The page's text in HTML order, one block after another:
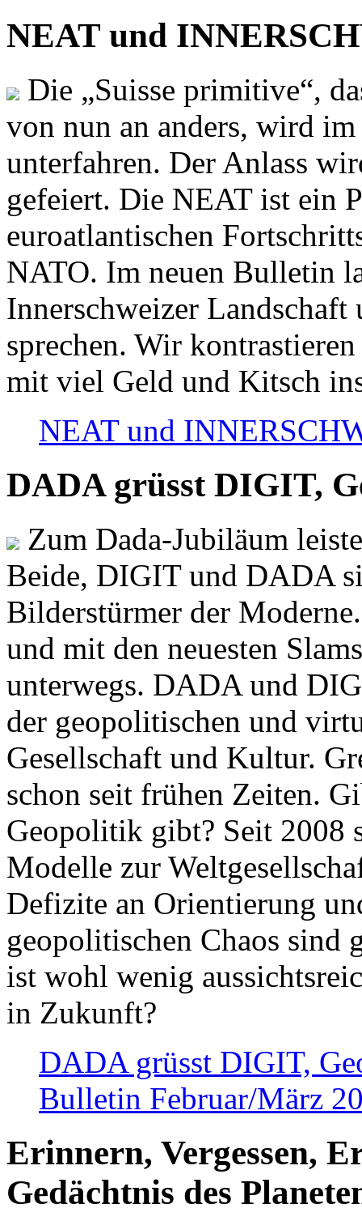
NEAT und
Die „Suisse primitive“,
von nun an anders, wird
unterfahren. Der Anlass
gefeiert. Die NEAT ist ein
euroatlantischen
NATO. Im neuen Bulletin
Innerschweizer
sprechen. Wir
mit viel Geld und Kitsch
NEAT und
DADA grüsst DIGIT,
Zum Dada-Jubiläum
Beide, DIGIT und DADA
Bilderstürmer der
und mit den neuesten
unterwegs. DADA und
der geopolitischen und
Gesellschaft und Kultur.
schon seit frühen Zeiten.
Geopolitik gibt? Seit 2008
Modelle zur
Defizite an Orientierung
geopolitischen Chaos sind
ist wohl wenig
in Zukunft?
DADA grüsst DIGIT,
Bulletin Februar/März
Erinnern, Vergessen,
Gedächtnis des